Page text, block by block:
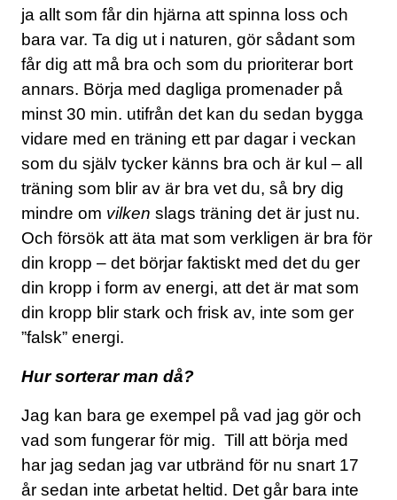
ja allt som får din hjärna att spinna loss och
bara var. Ta dig ut i naturen, gör sådant som
får dig att må bra och som du prioriterar bort
annars. Börja med dagliga promenader på
minst 30 min. utifrån det kan du sedan bygga
vidare med en träning ett par dagar i veckan
som du själv tycker känns bra och är kul – all
träning som blir av är bra vet du, så bry dig
mindre om vilken slags träning det är just nu.
Och försök att äta mat som verkligen är bra för
din kropp – det börjar faktiskt med det du ger
din kropp i form av energi, att det är mat som
din kropp blir stark och frisk av, inte som ger
”falsk” energi.
Hur sorterar man då?
Jag kan bara ge exempel på vad jag gör och
vad som fungerar för mig. Till att börja med
har jag sedan jag var utbränd för nu snart 17
år sedan inte arbetat heltid. Det går bara inte